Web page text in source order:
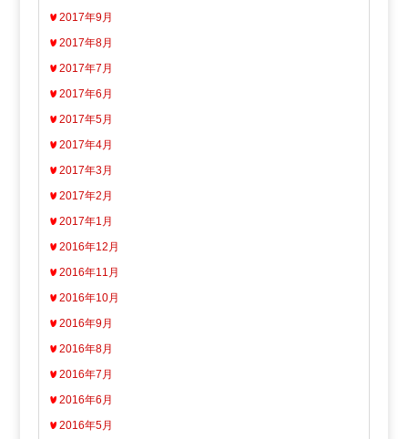
2017年9月
2017年8月
2017年7月
2017年6月
2017年5月
2017年4月
2017年3月
2017年2月
2017年1月
2016年12月
2016年11月
2016年10月
2016年9月
2016年8月
2016年7月
2016年6月
2016年5月